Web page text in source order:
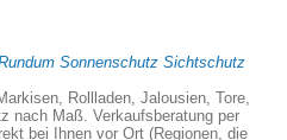
Sonnenschutz Sichtschutz
Rollladen, Jalousien, Tore,
nach Maß. Verkaufsberatung per
bei Ihnen vor Ort (Regionen, die